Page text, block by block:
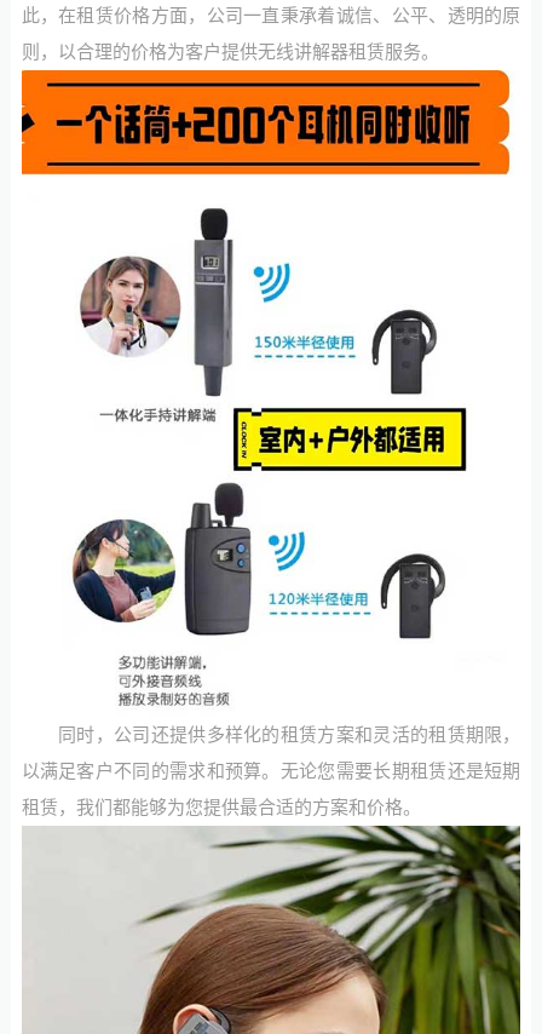
此，在租赁价格方面，公司一直秉承着诚信、公平、透明的原
则，以合理的价格为客户提供无线讲解器租赁服务。
同时，公司还提供多样化的租赁方案和灵活的租赁期限，
以满足客户不同的需求和预算。无论您需要长期租赁还是短期
租赁，我们都能够为您提供最合适的方案和价格。